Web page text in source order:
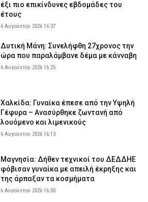
έξι πιο επικίνδυνες εβδομάδες του
έτους
6 Αυγούστου 2026 16:37
Δυτική Μάνη: Συνελήφθη 27χρονος την
ώρα που παραλάμβανε δέμα με κάνναβη
6 Αυγούστου 2026 16:25
Χαλκίδα: Γυναίκα έπεσε από την Υψηλή
Γέφυρα – Ανασύρθηκε ζωντανή από
λουόμενο και λιμενικούς
6 Αυγούστου 2026 16:13
Μαγνησία: Δήθεν τεχνικοί του ΔΕΔΔΗΕ
φόβισαν γυναίκα με απειλή έκρηξης και
της άρπαξαν τα κοσμήματα
6 Αυγούστου 2026 16:00